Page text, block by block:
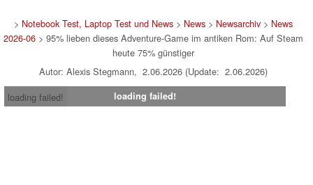
> Notebook Test, Laptop Test und News> News> Newsarchiv> News
2026-06> 95% lieben dieses Adventure-Game im antiken Rom: Auf Steam
heute 75% günstiger
Autor: Alexis Stegmann, 2.06.2026 (Update: 2.06.2026)
loading failed!
loading failed!